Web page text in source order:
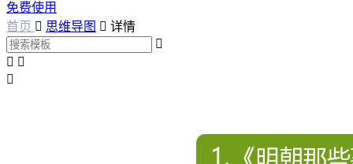
免费使用
首页  思维导图  详情

 
